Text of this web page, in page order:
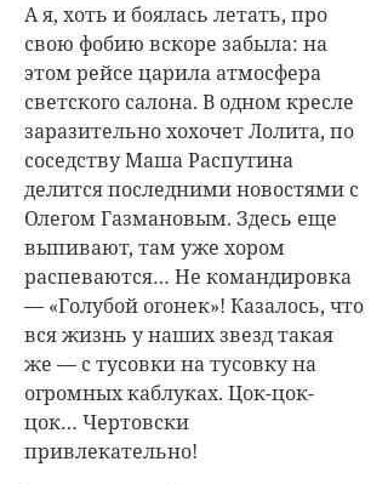
А я, хоть и боялась летать, про
свою фобию вскоре забыла: на
этом рейсе царила атмосфера
светского салона. В одном кресле
заразительно хохочет Лолита, по
соседству Маша Распутина
делится последними новостями с
Олегом Газмановым. Здесь еще
выпивают, там уже хором
распеваются… Не командировка
— «Голубой огонек»! Казалось, что
вся жизнь у наших звезд такая
же — с тусовки на тусовку на
огромных каблуках. Цок-цок-
цок… Чертовски
привлекательно!